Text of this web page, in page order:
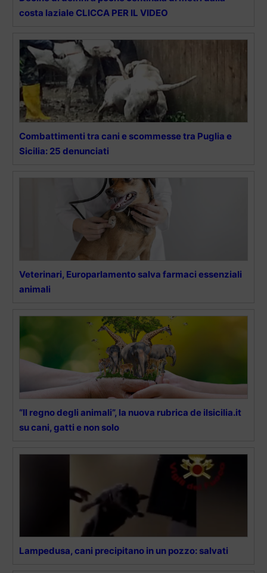
costa laziale CLICCA PER IL VIDEO
Combattimenti tra cani e scommesse tra Puglia e
Sicilia: 25 denunciati
Veterinari, Europarlamento salva farmaci essenziali
animali
“Il regno degli animali”, la nuova rubrica de ilsicilia.it
su cani, gatti e non solo
Lampedusa, cani precipitano in un pozzo: salvati